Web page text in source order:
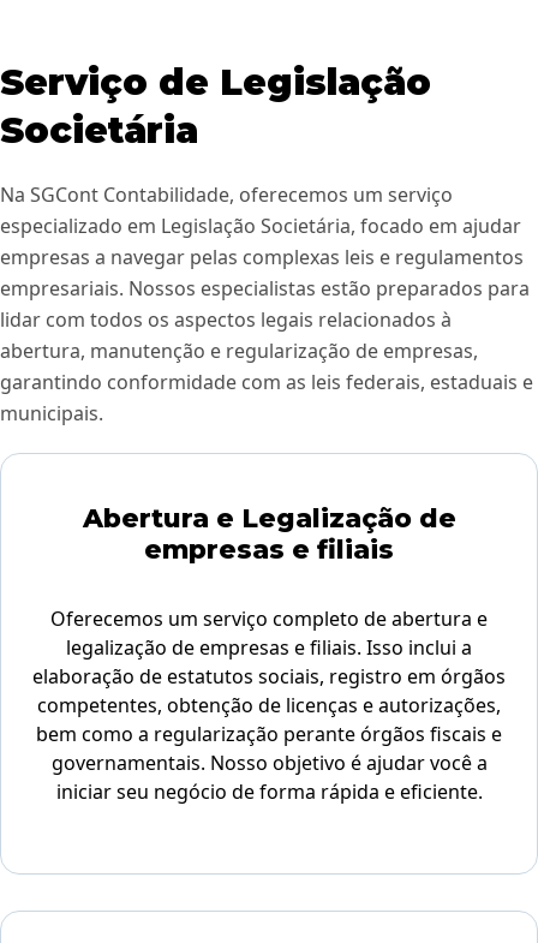
Serviço de Legislação
Societária
Na SGCont Contabilidade, oferecemos um serviço
especializado em Legislação Societária, focado em ajudar
empresas a navegar pelas complexas leis e regulamentos
empresariais. Nossos especialistas estão preparados para
lidar com todos os aspectos legais relacionados à
abertura, manutenção e regularização de empresas,
garantindo conformidade com as leis federais, estaduais e
municipais.
Abertura e Legalização de
empresas e filiais
Oferecemos um serviço completo de abertura e
legalização de empresas e filiais. Isso inclui a
elaboração de estatutos sociais, registro em órgãos
competentes, obtenção de licenças e autorizações,
bem como a regularização perante órgãos fiscais e
governamentais. Nosso objetivo é ajudar você a
iniciar seu negócio de forma rápida e eficiente.